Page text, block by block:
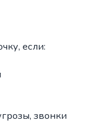
если:
звонки